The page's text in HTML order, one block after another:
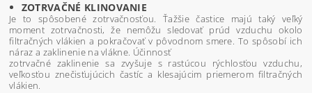
ZOTRVAČNÉ KLINOVANIE
Je to spôsobené zotrvačnosťou. Ťažšie častice majú taký veľký
moment zotrvačnosti, že nemôžu sledovať prúd vzduchu okolo
filtračných vlákien a pokračovať v pôvodnom smere. To spôsobí ich
náraz a zaklinenie na vlákne. Účinnosť
zotrvačné zaklinenie sa zvyšuje s rastúcou rýchlosťou vzduchu,
veľkosťou znečisťujúcich častíc a klesajúcim priemerom filtračných
vlákien.